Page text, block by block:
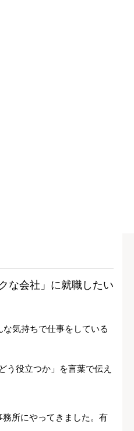
な会社」に就職したい
気持ちで仕事をしている
う役立つか」を言葉で伝え
所にやってきました。有